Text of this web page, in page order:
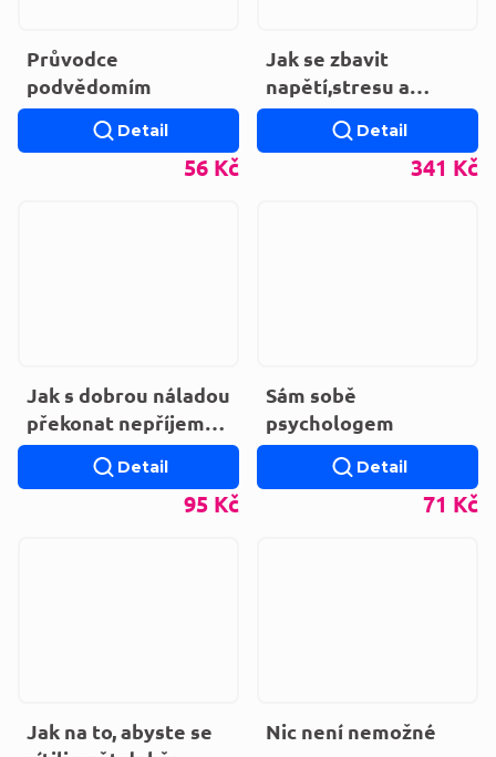
Průvodce
podvědomím
56 Kč
Detail
Jak se zbavit
napětí,stresu a
úzkosti
341 Kč
Detail
Jak s dobrou náladou
překonat nepříjemné
situace
95 Kč
Detail
Sám sobě
psychologem
71 Kč
Detail
Jak na to, abyste se
Nic není nemožné